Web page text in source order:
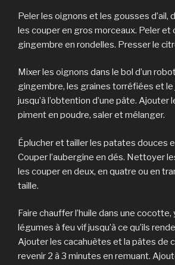
Peler les oignons et les gousses d’ail,
les couper en gros morceaux. Peler et
gingembre en rondelles. Presser le
Mixer les oignons dans le bol d’un robot
gingembre, les graines torréfiées et le
jusqu’à l’obtention d’une pâte. Ajouter
piment en poudre, saler et mélanger.
Éplucher et tailler les patates douces
Couper l’aubergine en dés. Nettoyer
les couper en deux, en quatre ou en
taille.
Faire chauffer l’huile dans une cocotte,
légumes à feu vif jusqu’à ce qu’ils
Ajouter les cacahuètes et la pâtes de
revenir 2 à 3 minutes en remuant.